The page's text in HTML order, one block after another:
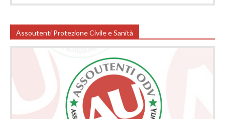
Assoutenti Protezione Civile e Sanità